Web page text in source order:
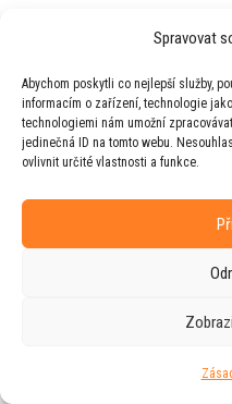
Spravovat
Abychom poskytli co nejlepší služby,
informacím o zařízení, technologie
technologiemi nám umožní
jedinečná ID na tomto webu.
ovlivnit určité vlastnosti a funkce.
© 2026 Jiří
Web vytvořila firma